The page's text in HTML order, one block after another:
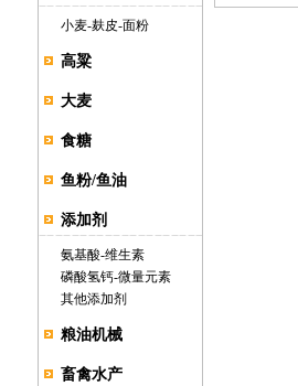
小麦-麸皮-面粉
高粱
大麦
食糖
鱼粉/鱼油
添加剂
氨基酸-维生素
磷酸氢钙-微量元素
其他添加剂
粮油机械
畜禽水产